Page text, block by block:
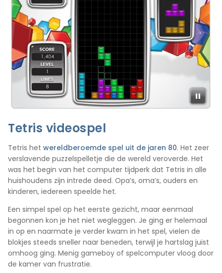
Tetris videospel
Tetris het wereldberoemde spel uit de jaren 80. Het zeer
verslavende puzzelspelletje die de wereld veroverde. Het
was het begin van het computer tijdperk dat Tetris in alle
huishoudens zijn intrede deed. Opa’s, oma’s, ouders en
kinderen, iedereen speelde het.
Een simpel spel op het eerste gezicht, maar eenmaal
begonnen kon je het niet wegleggen. Je ging er helemaal
in op en naarmate je verder kwam in het spel, vielen de
blokjes steeds sneller naar beneden, terwijl je hartslag juist
omhoog ging. Menig gameboy of spelcomputer vloog door
de kamer van frustratie.